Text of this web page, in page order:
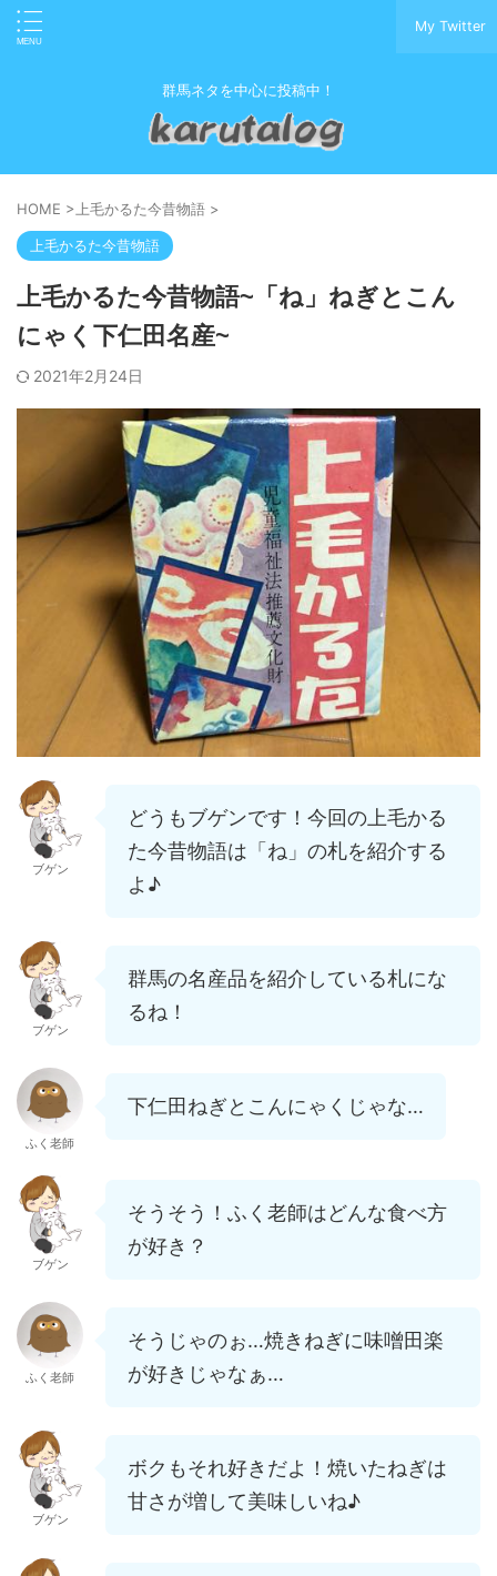
My Twitter
群馬ネタを中心に投稿中！
HOME > 上毛かるた今昔物語 >
上毛かるた今昔物語
上毛かるた今昔物語~「ね」ねぎとこん
にゃく下仁田名産~
2021年2月24日
ブゲン
どうもブゲンです！今回の上毛かる
た今昔物語は「ね」の札を紹介する
よ♪
ブゲン
群馬の名産品を紹介している札にな
るね！
ふく老師
下仁田ねぎとこんにゃくじゃな…
ブゲン
そうそう！ふく老師はどんな食べ方
が好き？
ふく老師
そうじゃのぉ…焼きねぎに味噌田楽
が好きじゃなぁ…
ブゲン
ボクもそれ好きだよ！焼いたねぎは
甘さが増して美味しいね♪